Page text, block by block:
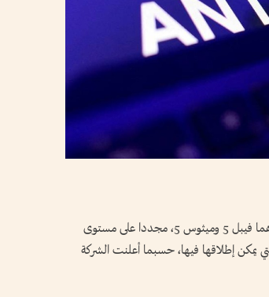
تبدأ شركة أنثروبيك قريبا إتاحة أقوى نماذجها للذكاء الاصطناعي، وهما فيبل 5 وميثوس 5، مجددا على مستوى
يمكن إطلاقها فيها، حسبما أعلنت الشركة